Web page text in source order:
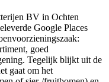
BV in Ochten
Google Places
goed
Tegelijk blijkt uit de
gaat om het